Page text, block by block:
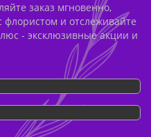
заказ мгновенно,
флористом и отслеживайте
- эксклюзивные акции и